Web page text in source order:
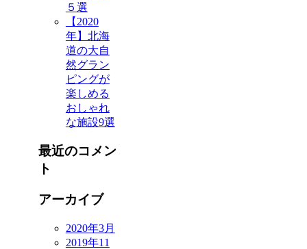
５選
【2020
年】北海
道の大自
然グラン
ピングが
楽しめる
おしゃれ
な施設9選
最近のコメン
ト
アーカイブ
2020年3月
2019年11